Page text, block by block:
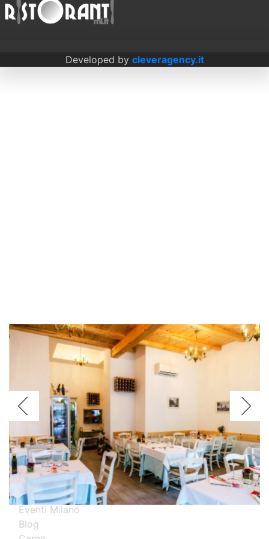
Argentini Brasiliani Cinesi
Spagnoli Thailandesi
Calabresi Campani Emiliani Liguri
Milanesi Piemontesi Pugliesi Romani
Toscani
Prova i nostri migliori ristoranti specializzati
Eventi Milano
Blog
Developed by cleveragency.it